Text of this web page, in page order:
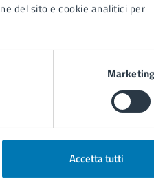
del sito e cookie analitici per
Marketing
Accetta tutti